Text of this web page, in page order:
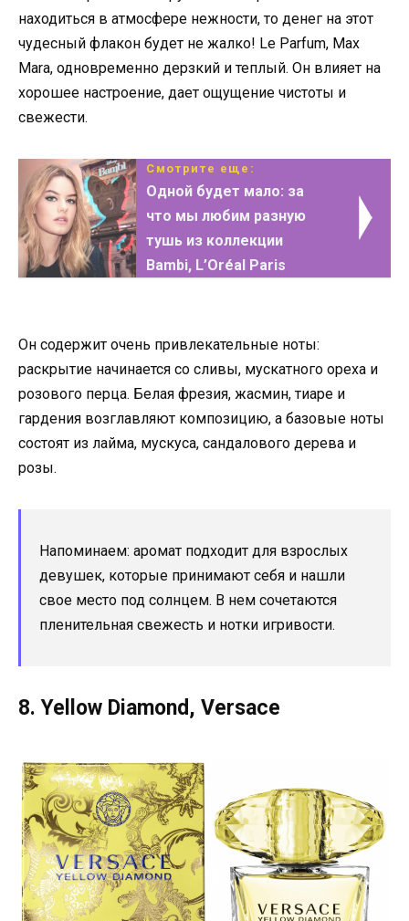
находиться в атмосфере нежности, то денег на этот
чудесный флакон будет не жалко! Le Parfum, Max
Mara, одновременно дерзкий и теплый. Он влияет на
хорошее настроение, дает ощущение чистоты и
свежести.
Смотрите еще:
Одной будет мало: за
что мы любим разную
тушь из коллекции
Bambi, L’Oréal Paris
Он содержит очень привлекательные ноты:
раскрытие начинается со сливы, мускатного ореха и
розового перца. Белая фрезия, жасмин, тиаре и
гардения возглавляют композицию, а базовые ноты
состоят из лайма, мускуса, сандалового дерева и
розы.
Напоминаем: аромат подходит для взрослых
девушек, которые принимают себя и нашли
свое место под солнцем. В нем сочетаются
пленительная свежесть и нотки игривости.
8. Yellow Diamond, Versace